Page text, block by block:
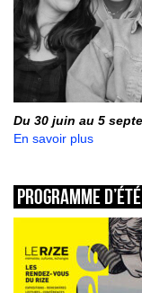
Du 30 juin au 5
En savoir plus
Programme